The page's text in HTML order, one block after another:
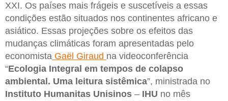
XXI. Os países mais frágeis e suscetíveis a essas
condições estão situados nos continentes africano e
asiático. Essas projeções sobre os efeitos das
mudanças climáticas foram apresentadas pelo
economista Gaël Giraud na videoconferência
“Ecologia Integral em tempos de colapso
ambiental. Uma leitura sistêmica”, ministrada no
Instituto Humanitas Unisinos – IHU no mês